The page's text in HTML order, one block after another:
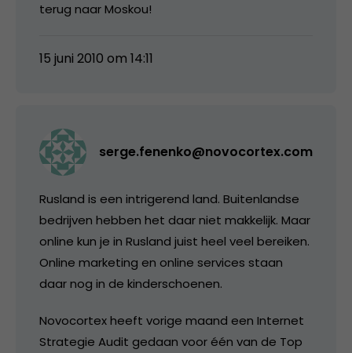
terug naar Moskou!
15 juni 2010 om 14:11
serge.fenenko@novocortex.com
Rusland is een intrigerend land. Buitenlandse
bedrijven hebben het daar niet makkelijk. Maar
online kun je in Rusland juist heel veel bereiken.
Online marketing en online services staan
daar nog in de kinderschoenen.
Novocortex heeft vorige maand een Internet
Strategie Audit gedaan voor één van de Top